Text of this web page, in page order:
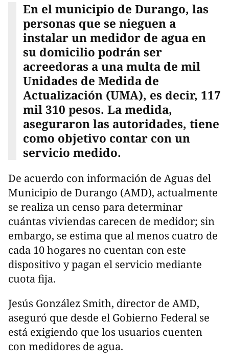
En el municipio de Durango, las
personas que se nieguen a
instalar un medidor de agua en
su domicilio podrán ser
acreedoras a una multa de mil
Unidades de Medida de
Actualización (UMA), es decir, 117
mil 310 pesos. La medida,
aseguraron las autoridades, tiene
como objetivo contar con un
servicio medido.
De acuerdo con información de Aguas del
Municipio de Durango (AMD), actualmente
se realiza un censo para determinar
cuántas viviendas carecen de medidor; sin
embargo, se estima que al menos cuatro de
cada 10 hogares no cuentan con este
dispositivo y pagan el servicio mediante
cuota fija.
Jesús González Smith, director de AMD,
aseguró que desde el Gobierno Federal se
está exigiendo que los usuarios cuenten
con medidores de agua.